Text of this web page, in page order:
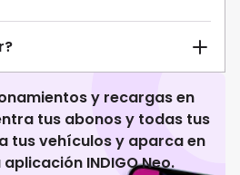
y recargas en
tus abonos y todas tus
tus vehículos y aparca en
INDIGO Neo.